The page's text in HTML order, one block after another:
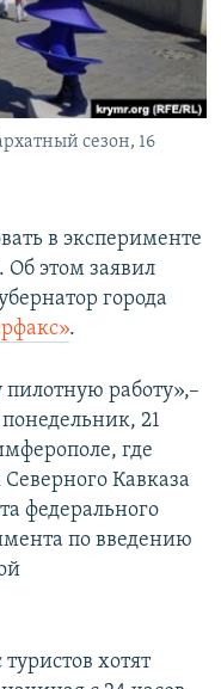
сезон, 16
в эксперименте
Об этом заявил
города
.
работу»,–
21
где
Кавказа
федерального
по введению
хотят